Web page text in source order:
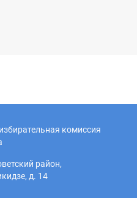
комиссия
район,
д. 14